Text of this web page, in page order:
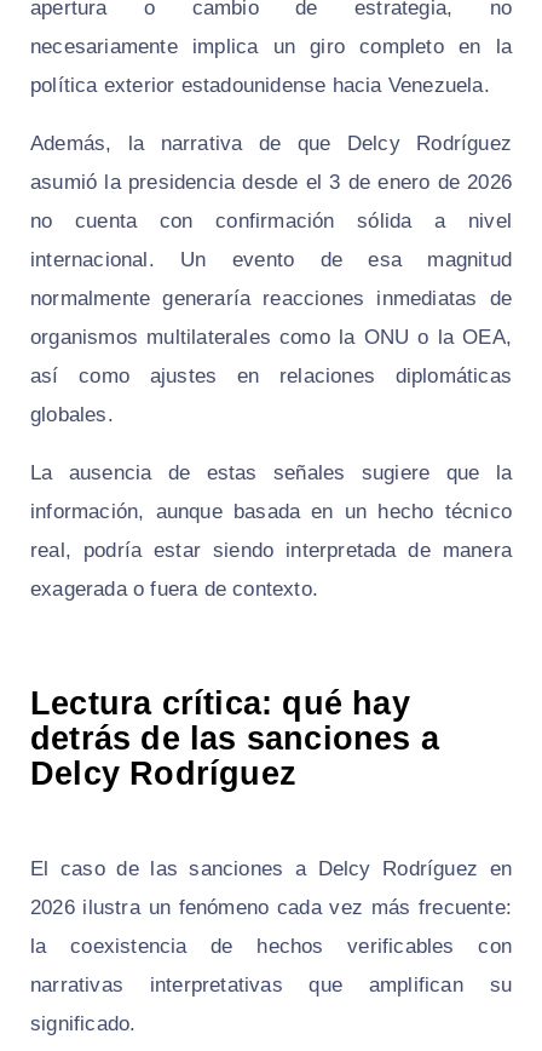
apertura o cambio de estrategia, no
necesariamente implica un giro completo en la
política exterior estadounidense hacia Venezuela.
Además, la narrativa de que Delcy Rodríguez
asumió la presidencia desde el 3 de enero de 2026
no cuenta con confirmación sólida a nivel
internacional. Un evento de esa magnitud
normalmente generaría reacciones inmediatas de
organismos multilaterales como la ONU o la OEA,
así como ajustes en relaciones diplomáticas
globales.
La ausencia de estas señales sugiere que la
información, aunque basada en un hecho técnico
real, podría estar siendo interpretada de manera
exagerada o fuera de contexto.
Lectura crítica: qué hay
detrás de las sanciones a
Delcy Rodríguez
El caso de las sanciones a Delcy Rodríguez en
2026 ilustra un fenómeno cada vez más frecuente:
la coexistencia de hechos verificables con
narrativas interpretativas que amplifican su
significado.